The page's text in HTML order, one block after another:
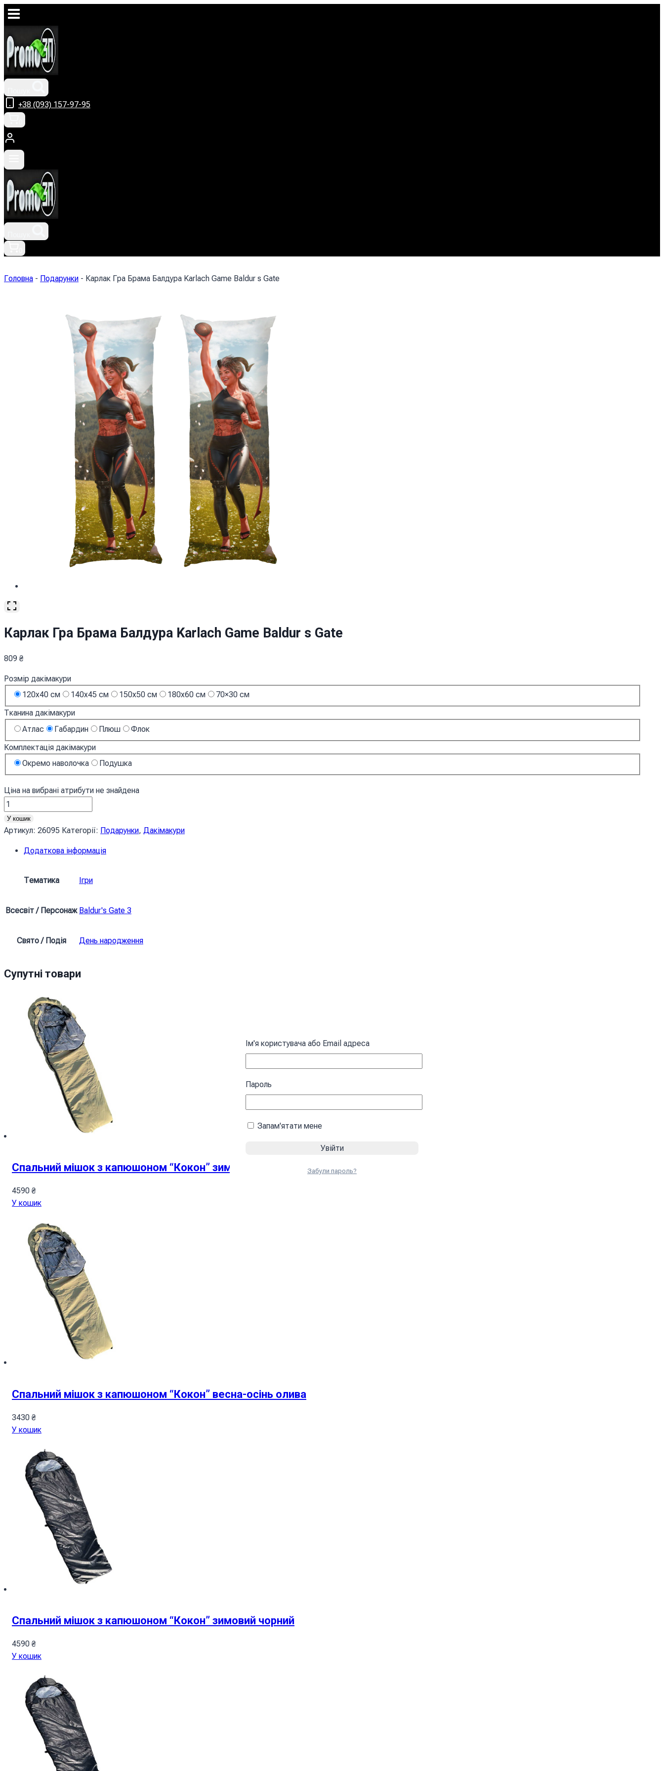
Перейти
до
вмісту
+38 (093) 157-97-95
Головна - Подарунки - Карлак Гра Брама Балдура Karlach Game Baldur s Gate
Карлак Гра Брама Балдура Karlach Game Baldur s Gate
809 ₴
Розмір дакімакури
120x40 см
140x45 см 150x50 см 180x60 см
70×30 см
Тканина дакімакури
Атлас
Габардин Плюш
Флок
Комплектація дакімакури
Окремо наволочка
Подушка
Ціна на вибрані атрибути не знайдена
Карлак
Гра
Брама
Karlach
Baldur
кількість
У кошик
Артикул: 26095 Категорії: Подарунки, Дакімакури
Додаткова інформація
Тематика Ігри
Всесвіт / Персонаж Baldur's Gate 3
Свято / Подія День народження
Супутні товари
Спальний мішок з капюшоном “Кокон” зимовий олива
4590 ₴
У кошик
Спальний мішок з капюшоном “Кокон” весна-осінь олива
3430 ₴
У кошик
Спальний мішок з капюшоном “Кокон” зимовий чорний
4590 ₴
У кошик
Ім'я користувача або Email адреса
Пароль
Запам'ятати мене
Забули пароль?